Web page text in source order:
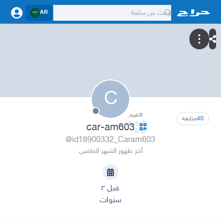
AR
C
40متابعة 0تقييم
car-am603
@id18900332_Caram603
آخر ظهور الشهر الماضي
قبل ٣
سنوات